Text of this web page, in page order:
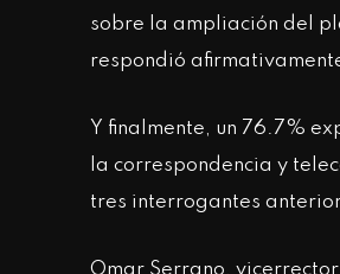
sobre la ampliación del
respondió
Y finalmente, un 76.7%
la correspondencia y
tres interrogantes
Omar Serrano,